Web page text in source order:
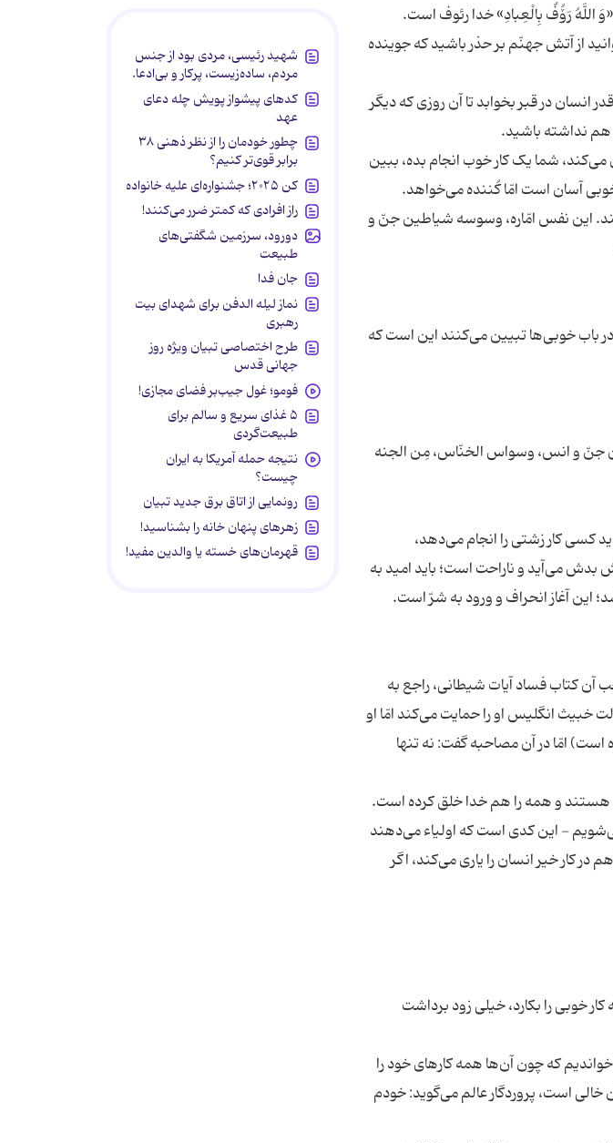
از آتش جهنّم بر حذر باشید که جوینده‌
انسان در قبر بخوابد تا آن روزی که دیگر
می‌کند، شما یک کار خوب انجام بده، ببین
این نفس امّاره، وسوسه شیاطین جنّ و
خوبی‌ها تبیین می‌کنند این است که
جنّ و انس، وسواس الخنّاس، مِن الجنه
کسی کار زشتی را انجام می‌دهد،
می‌آید و ناراحت است؛ باید امید به
کتاب فساد آیات شیطانی، راجع به
خبیث انگلیس او را حمایت می‌کند امّا او
امّا در آن مصاحبه گفت: نه تنها
هستند و همه را هم خدا خلق کرده است.
می‌شویم - این کدی است که اولیاء می‌دهند
در کار خیر انسان را یاری می‌کند، اگر
خوبی را بکارد، خیلی زود برداشت
خواندیم که چون آن‌ها همه کارهای خود را
خالی است، پروردگار عالم می‌گوید: خودم
شهید رئیسی، مردی بود از جنس
مردم، ساده‌زیست، پرکار و بی‌ادعا.
کدهای پیشواز پویش چله دعای
عهد
چطور خودمان را از نظر ذهنی ۳۸
برابر قوی‌تر کنیم؟
کن ۲۰۲۵؛ جشنواره‌ای علیه خانواده
راز افرادی که کمتر ضرر می‌کنند!
دورود، سرزمین شگفتی‌های
طبیعت
جان فدا
نماز لیله الدفن برای شهدای بیت
رهبری
طرح اختصاصی تبیان ویژه روز
جهانی قدس
فومو؛ غول جیب‌بر فضای مجازی!
۵ غذای سریع و سالم برای
طبیعت‌گردی
نتیجه حمله آمریکا به ایران
چیست؟
رونمایی از اتاق برق جدید تبیان
زهرهای پنهان خانه را بشناسید!
قهرمان‌های خسته یا والدین مفید!